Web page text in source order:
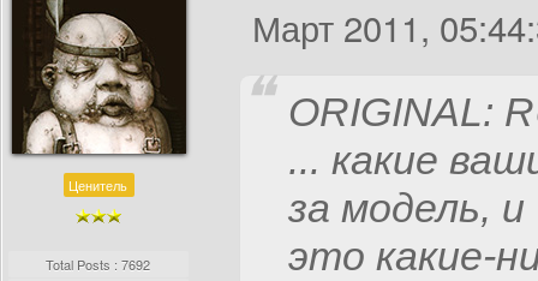
Ценитель
Total Posts : 7692
Март 2011,
ORIGINAL:
... какие
за модель,
это какие-